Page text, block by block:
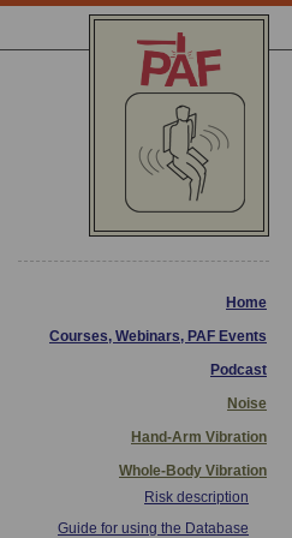
Home
Courses, Webinars, PAF Events
Podcast
Noise
Hand-Arm Vibration
Whole-Body Vibration
Risk description
Guide for using the Database